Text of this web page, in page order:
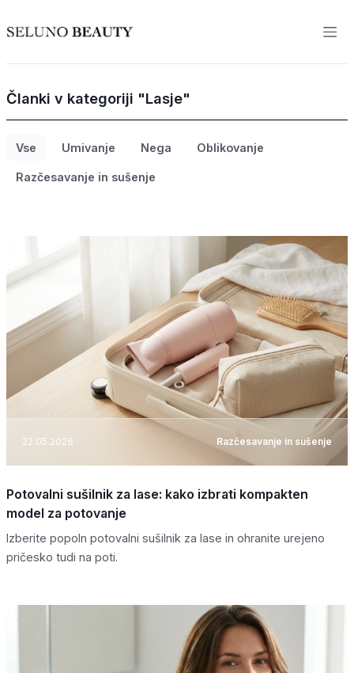
Članki v kategoriji "Lasje"
Vse Umivanje Nega Oblikovanje
Razčesavanje in sušenje
22.05.2026 Razčesavanje in sušenje
Potovalni sušilnik za lase: kako izbrati kompakten
model za potovanje
Izberite popoln potovalni sušilnik za lase in ohranite urejeno
pričesko tudi na poti.